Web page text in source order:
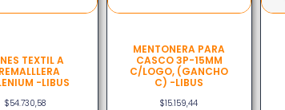
TEXTIL A
-LIBUS
$54.730,58
MENTONERA PARA
CASCO 3P-15MM
C/LOGO, (GANCHO
C) -LIBUS
$15.159,44